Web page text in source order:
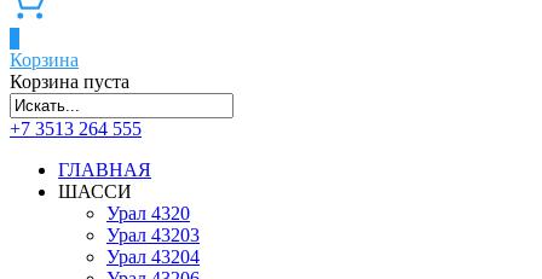
Корзина
Корзина пуста
+7 3513 264 555
ГЛАВНАЯ
ШАССИ
Урал 4320
Урал 43203
Урал 43204